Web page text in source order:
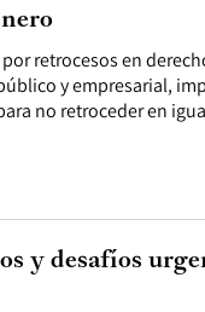
retrocesos en
y empresarial,
no retroceder en
y desafíos